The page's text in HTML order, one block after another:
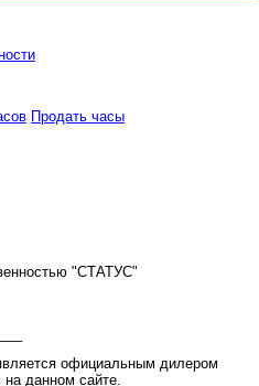
Продать часы
"СТАТУС"
официальным дилером
данном сайте.